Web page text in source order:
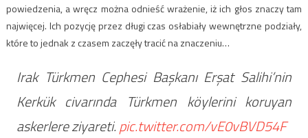
powiedzenia, a wręcz można odnieść wrażenie, iż ich głos znaczy tam
najwięcej. Ich pozycję przez długi czas osłabiały wewnętrzne podziały,
które to jednak z czasem zaczęły tracić na znaczeniu…
Irak Türkmen Cephesi Başkanı Erşat Salihi’nin
Kerkük civarında Türkmen köylerini koruyan
askerlere ziyareti.pic.twitter.com/vE0vBVD54F